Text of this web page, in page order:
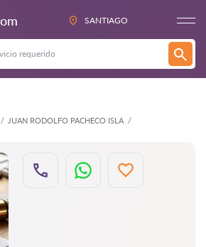
SANTIAGO
JUAN RODOLFO PACHECO ISLA